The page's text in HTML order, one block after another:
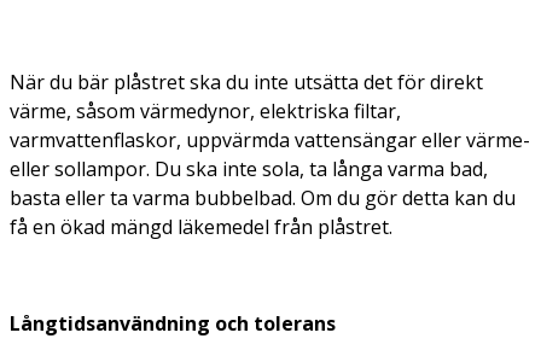
När du bär plåstret ska du inte utsätta det för direkt
värme, såsom värmedynor, elektriska filtar,
varmvattenflaskor, uppvärmda vattensängar eller värme-
eller sollampor. Du ska inte sola, ta långa varma bad,
basta eller ta varma bubbelbad. Om du gör detta kan du
få en ökad mängd läkemedel från plåstret.
Långtidsanvändning och tolerans